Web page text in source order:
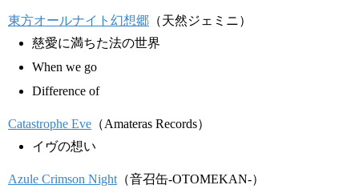
東方オールナイト幻想郷 （天然ジェミニ）
慈愛に満ちた法の世界
When we go
Difference of
Catastrophe Eve （Amateras Records）
イヴの想い
Azule Crimson Night （音召缶-OTOMEKAN-）